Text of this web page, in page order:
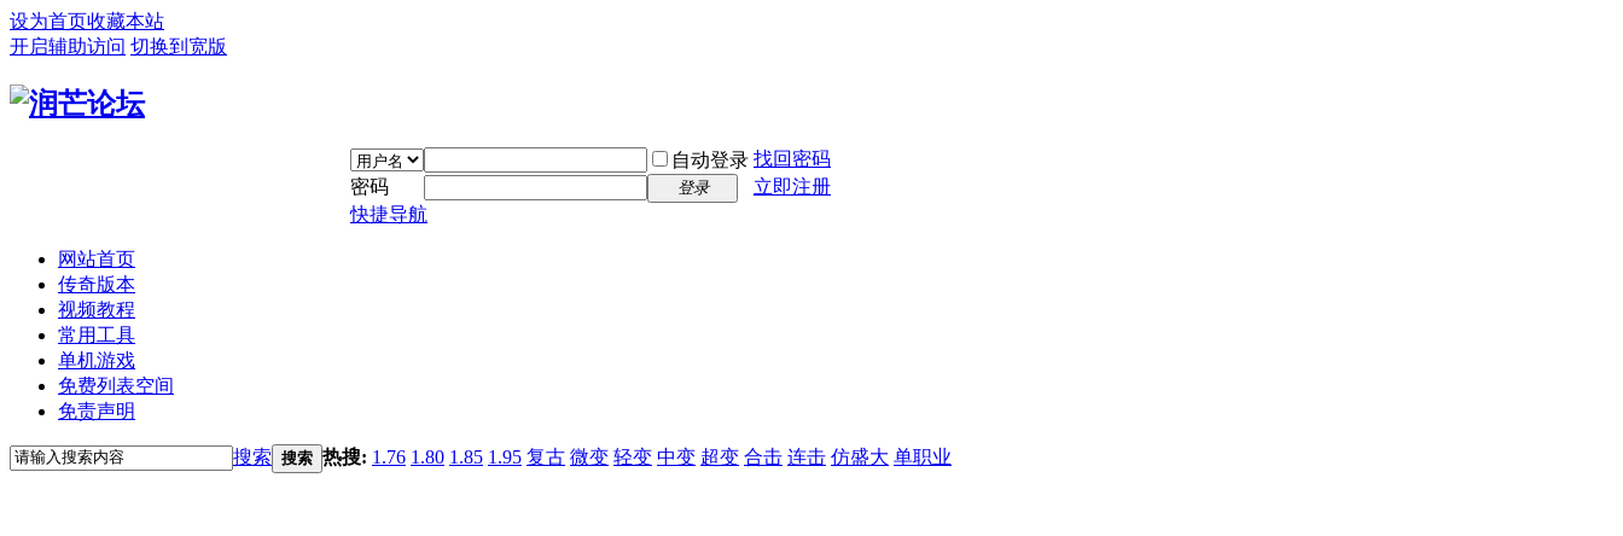
设为首页收藏本站
开启辅助访问 切换到宽版
自动登录 找回密码
密码
登录
立即注册
快捷导航
网站首页
传奇版本
视频教程
常用工具
单机游戏
免费列表空间
免责声明
搜索 搜索 热搜: 1.76 1.80 1.85 1.95 复古 微变 轻变 中变 超变 合击 连击 仿盛大 单职业